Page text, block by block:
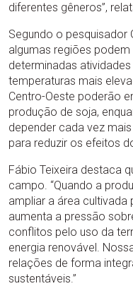
diferentes gêneros”,
Segundo o pesquisador
algumas regiões
determinadas
temperaturas mais
Centro-Oeste poderão
produção de soja,
depender cada vez
para reduzir os efeitos
Fábio Teixeira destaca
campo. “Quando a
ampliar a área
aumenta a pressão
conflitos pelo uso da
energia renovável.
relações de forma
sustentáveis.”